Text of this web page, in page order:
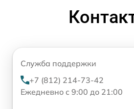
Служба поддержки
+7 (812) 214-73-42
Ежедневно с 9:00 до 21:00